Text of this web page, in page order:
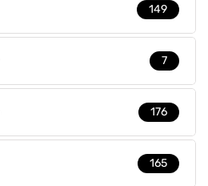
149
7
176
165